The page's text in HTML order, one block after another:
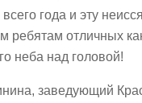
года и эту
ребятам отличных
неба над головой!
заведующий